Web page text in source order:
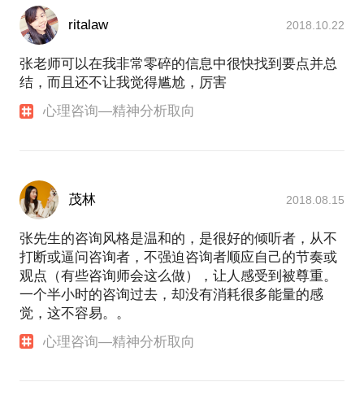
ritalaw 2018.10.22
张老师可以在我非常零碎的信息中很快找到要点并总
结，而且还不让我觉得尴尬，厉害
心理咨询—精神分析取向
茂林 2018.08.15
张先生的咨询风格是温和的，是很好的倾听者，从不
打断或逼问咨询者，不强迫咨询者顺应自己的节奏或
观点（有些咨询师会这么做），让人感受到被尊重。
一个半小时的咨询过去，却没有消耗很多能量的感
觉，这不容易。。
心理咨询—精神分析取向